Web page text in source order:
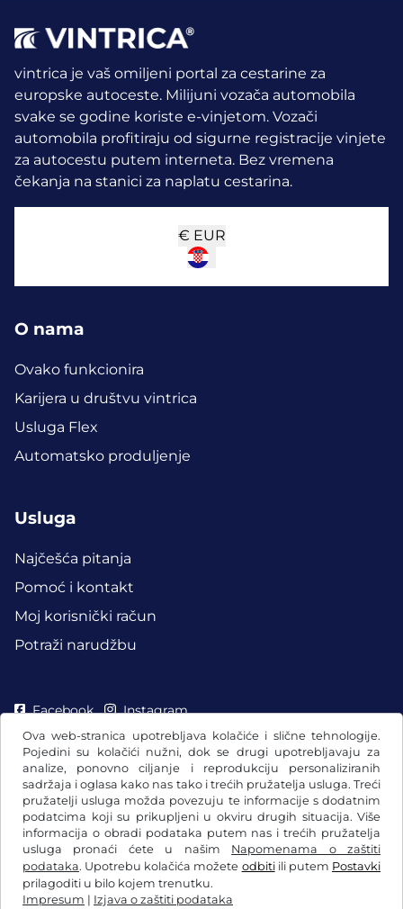
Ova web-stranica upotrebljava kolačiće i slične tehnologije.
Pojedini su kolačići nužni, dok se drugi upotrebljavaju za
analize, ponovno ciljanje i reprodukciju personaliziranih
sadržaja i oglasa kako nas tako i trećih pružatelja usluga. Treći
pružatelji usluga možda povezuju te informacije s dodatnim
podatcima koji su prikupljeni u okviru drugih situacija. Više
informacija o obradi podataka putem nas i trećih pružatelja
usluga pronaći ćete u našim Napomenama o zaštiti
podataka. Upotrebu kolačića možete odbitiili putem Postavki
prilagoditi u bilo kojem trenutku.
Impresum | Izjava o zaštiti podataka
vintrica je vaš omiljeni portal za cestarine za
europske autoceste. Milijuni vozača automobila
svake se godine koriste e-vinjetom. Vozači
automobila profitiraju od sigurne registracije vinjete
za autocestu putem interneta. Bez vremena
čekanja na stanici za naplatu cestarina.
€ EUR
O nama
Ovako funkcionira
Karijera u društvu vintrica
Usluga Flex
Automatsko produljenje
Usluga
Najčešća pitanja
Pomoć i kontakt
Moj korisnički račun
Potraži narudžbu
Facebook Instagram
OUP / Pravo na povlačenje Izjava o zaštiti podataka